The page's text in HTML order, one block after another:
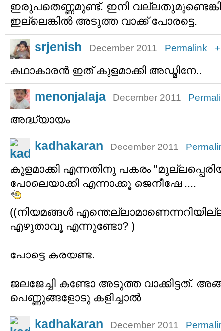
ഇരുപതെണ്ണമുണ്ട്. ഇനി
ഇല്ലെങ്കില്‍ അടുത്ത വാക്ക് പോരട്ടെ.
srjenish December 2011 Permalink
കഥാകാരന്‍ ഇത് കുളമാക്കി അഡ്മിനേ..
menonjalaja December 2011
അദ്ധ്യായം
kadhakaran December 2011
കുളമാക്കി എന്നതിനു പകരം
പോലെയാക്കി എന്നാക്കൂ ജെനീഷേ ....
((നിയമങ്ങള്‍
എഴുതാവൂ എന്നുണ്ടോ? )
പോട്ടെ കരയണ്ട.
ജലജേച്ചി കണ്ടോ അടുത്ത വാക്കിട്ടത്.
പെണ്ണുങ്ങളോടു കളിച്ചാല്‍
kadhakaran December 2011